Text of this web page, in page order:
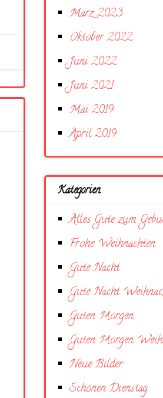
März 2023
Oktober 2022
Juni 2022
Juni 2021
Mai 2019
April 2019
Kategorien
Alles Gute zum
Frohe Weihnachten
Gute Nacht
Gute Nacht
Guten Morgen
Guten Morgen
Neue Bilder
Schönen Dienstag